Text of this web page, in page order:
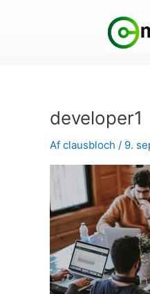
developer1
Af clausbloch / 9.